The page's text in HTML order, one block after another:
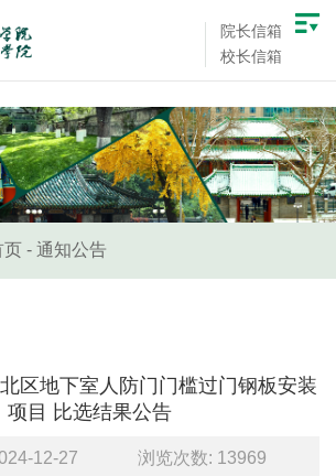
院长信箱
校长信箱
页 - 通知公告
区地下室人防门门槛过门钢板安装
项目 比选结果公告
12-27 浏览次数: 13969